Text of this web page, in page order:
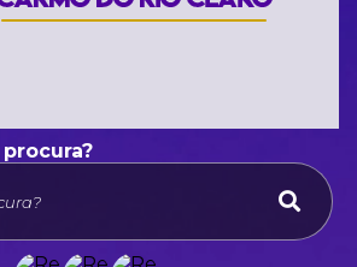
O que voce procura?